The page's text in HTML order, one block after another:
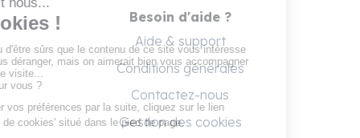
Besoin d'aide ?
Aide & support
Conditions générales
Contactez-nous
Gestion des cookies